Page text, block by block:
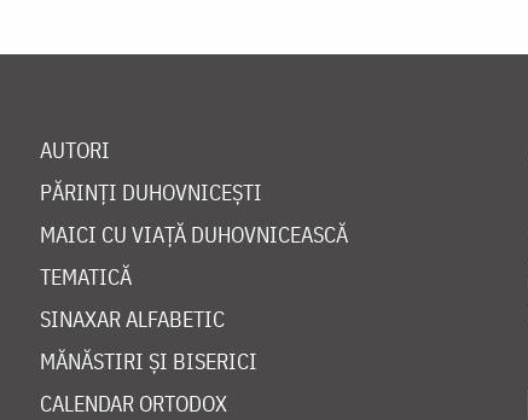
AUTORI
PĂRINȚI DUHOVNICEȘTI
MAICI CU VIAȚĂ DUHOVNICEASCĂ
TEMATICĂ
SINAXAR ALFABETIC
MĂNĂSTIRI ȘI BISERICI
CALENDAR ORTODOX